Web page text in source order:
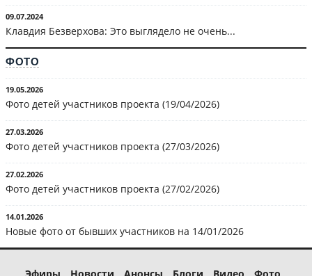
09.07.2024
Клавдия Безверхова: Это выглядело не очень...
ФОТО
19.05.2026
Фото детей участников проекта (19/04/2026)
27.03.2026
Фото детей участников проекта (27/03/2026)
27.02.2026
Фото детей участников проекта (27/02/2026)
14.01.2026
Новые фото от бывших участников на 14/01/2026